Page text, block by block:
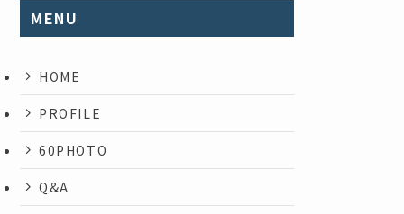
MENU
HOME
PROFILE
60PHOTO
Q&A